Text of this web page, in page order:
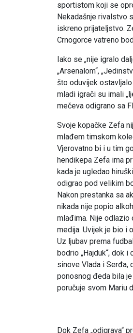
sportistom koji se
Nekadašnje rivalstvo
iskreno prijateljstvo.
Crnogorce vatreno
Iako se „nije igralo
„Arsenalom“,
što oduvijek ostavljalo
mladi igrači su imali
mečeva odigrano sa
Svoje kopačke Zefa
mlađem timskom
Vjerovatno bi i u tim
hendikepa Zefa ima
kada je ugledao
odigrao pod velikim
Nakon prestanka sa
nikada nije popio
mlađima. Nije odlazio
medija. Uvijek je bio i
Uz ljubav prema
bodrio „Hajduk“, dok
sinove Vlada i Serđa,
ponosnog đeda bila je
poručuje svom Mariu
Dok Zefa „odigrava“